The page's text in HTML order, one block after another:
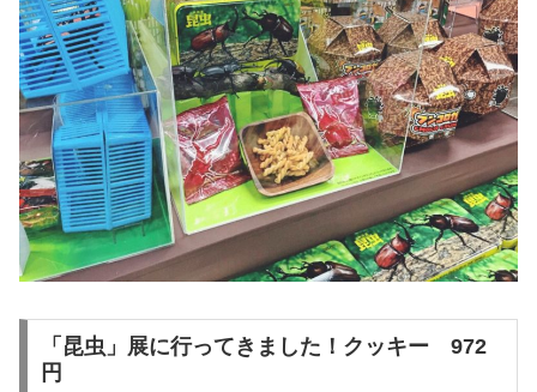
「昆虫」展に行ってきました！クッキー 972
円